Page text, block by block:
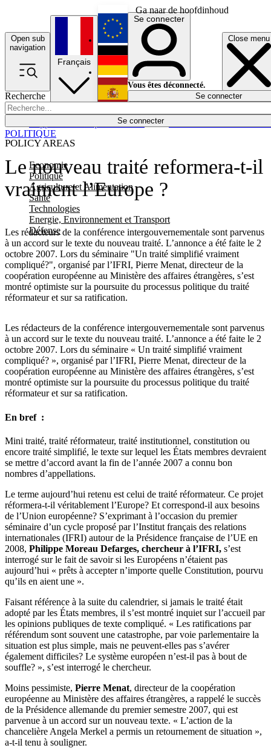
Ga naar de hoofdinhoud
Open sub
navigation
Close menu
Recherche
Se connecter
POLICY AREAS
Economie
Politique
Agriculture et Alimentation
Santé
Technologies
Energie, Environnement et Transport
Défense
Économie
Français
English
Deutsch
Español
Se connecter
Vous êtes déconnecté.
Se connecter
Le nouveau traité reformera-t-il
vraiment l’Europe ?
Les rédacteurs de la conférence intergouvernementale sont parvenus
à un accord sur le texte du nouveau traité. L’annonce a été faite le 2
octobre 2007. Lors du séminaire "Un traité simplifié vraiment
compliqué?", organisé par l’IFRI, Pierre Menat, directeur de la
coopération européenne au Ministère des affaires étrangères, s’est
montré optimiste sur la poursuite du processus politique du traité
réformateur et sur sa ratification.
POLITIQUE
Les rédacteurs de la conférence intergouvernementale sont parvenus
à un accord sur le texte du nouveau traité. L’annonce a été faite le 2
octobre 2007. Lors du séminaire « Un traité simplifié vraiment
compliqué? », organisé par l’IFRI, Pierre Menat, directeur de la
coopération européenne au Ministère des affaires étrangères, s’est
montré optimiste sur la poursuite du processus politique du traité
réformateur et sur sa ratification.
En bref :
Mini traité, traité réformateur, traité institutionnel, constitution ou
encore traité simplifié, le texte sur lequel les États membres devraient
se mettre d’accord avant la fin de l’année 2007 a connu bon
nombres d’appellations.
Le terme aujourd’hui retenu est celui de traité réformateur. Ce projet
réformera-t-il véritablement l’Europe? Et correspond-il aux besoins
de l’Union européenne? S’exprimant à l’occasion du premier
séminaire d’un cycle proposé par l’Institut français des relations
internationales (IFRI) autour de la Présidence française de l’UE en
2008, Philippe Moreau Defarges, chercheur à l’IFRI, s’est
interrogé sur le fait de savoir si les Européens n’étaient pas
aujourd’hui « prêts à accepter n’importe quelle Constitution, pourvu
qu’ils en aient une ».
Faisant référence à la suite du calendrier, si jamais le traité était
adopté par les États membres, il s’est montré inquiet sur l’accueil par
les opinions publiques de texte compliqué. « Les ratifications par
référendum sont souvent une catastrophe, par voie parlementaire la
situation est plus simple, mais ne peuvent-elles pas s’avérer
également difficiles? Le système européen n’est-il pas à bout de
souffle? », s’est interrogé le chercheur.
Moins pessimiste, Pierre Menat, directeur de la coopération
européenne au Ministère des affaires étrangères, a rappelé le succès
de la Présidence allemande du premier semestre 2007, qui est
parvenue à un accord sur un nouveau texte. « L’action de la
chancelière Angela Merkel a permis un retournement de situation »,
a-t-il tenu à souligner.